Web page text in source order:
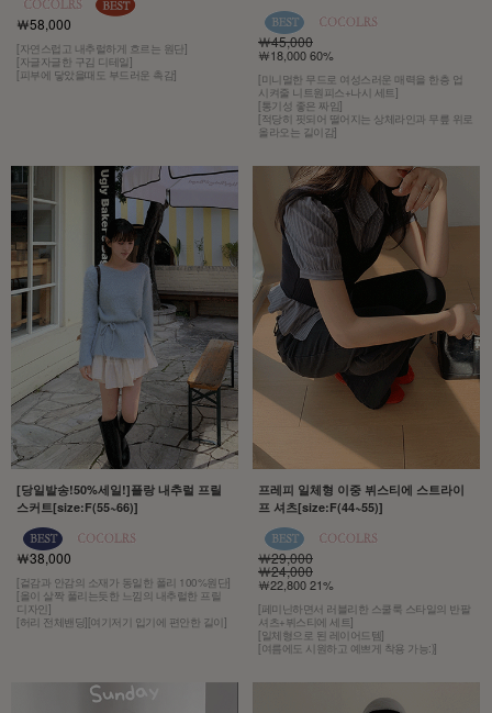
￦58,000
[자연스럽고 내추럴하게 흐르는 원단]
[자글자글한 구김 디테일]
[피부에 닿았을때도 부드러운 촉감]
￦45,000
￦18,000 60%
[미니멀한 무드로 여성스러운 매력을 한층 업
시켜줄 니트원피스+나시 세트]
[통기성 좋은 짜임]
[적당히 핏되어 떨어지는 상체라인과 무릎 위로
올라오는 길이감]
[당일발송!50%세일!]플랑 내추럴 프릴
스커트[size:F(55~66)]
￦38,000
[겉감과 안감의 소재가 동일한 폴리 100%원단]
[올이 살짝 풀리는듯한 느낌의 내추럴한 프릴
디자인]
[허리 전체밴딩][여기저기 입기에 편안한 길이]
프레피 일체형 이중 뷔스티에 스트라이
프 셔츠[size:F(44~55)]
￦29,000
￦24,000
￦22,800 21%
[페미닌하면서 러블리한 스쿨룩 스타일의 반팔
셔츠+뷔스티에 세트]
[일체형으로 된 레이어드템]
[여름에도 시원하고 예쁘게 착용 가능:)]